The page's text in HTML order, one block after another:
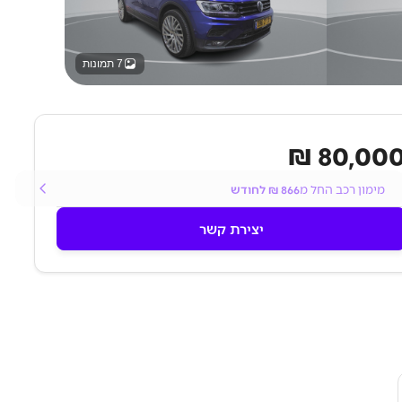
7 תמונות
80,000
מימון רכב החל מ866₪ לחודש
יצירת קשר